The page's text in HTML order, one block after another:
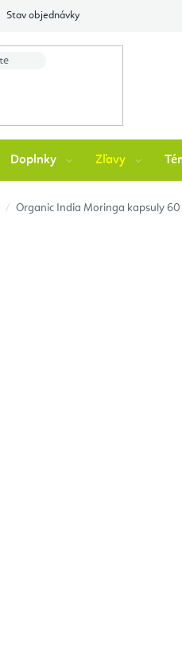
Stav objednávky
Doplnky Zľavy
Organic India Moringa kapsuly